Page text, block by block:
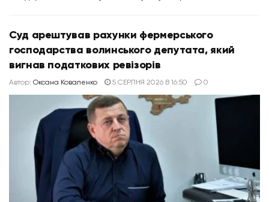
Суд арештував рахунки фермерського
господарства волинського депутата, який
вигнав податкових ревізорів
Автор: Оксана Коваленко 5 СЕРПНЯ 2026 В 16:50 0